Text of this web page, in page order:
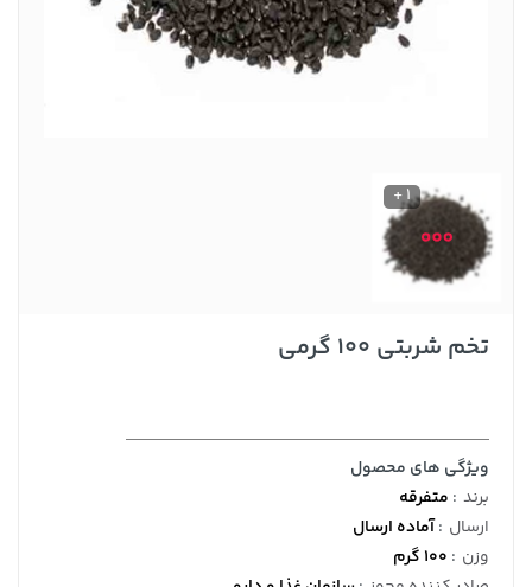
1 +
تخم شربتی 100 گرمی
ویژگی های محصول
برند : متفرقه
ارسال :آماده ارسال
وزن : 100 گرم